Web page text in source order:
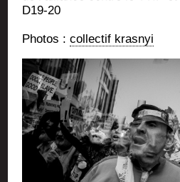
D19-20
Pho­tos :col­lec­tif krasnyi